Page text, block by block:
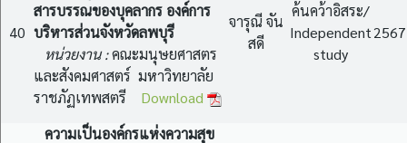
40
สารบรรณของบุคลากร องค์การ
บริหารส่วนจังหวัดลพบุรี
หน่วยงาน :คณะมนุษยศาสตร
และสังคมศาสตร์ มหาวิทยาลัย
ราชภัฏเทพสตรี Download
จารุณี จัน
สดี
ค้นคว้าอิสระ/
Independent
study
2567
ความเป็นองค์กรแห่งความสุข